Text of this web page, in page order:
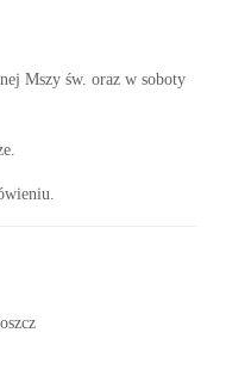
Mszy św. oraz w soboty